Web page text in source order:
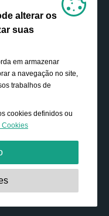
alterar os
suas
em armazenar
a navegação no site,
trabalhos de
cookies definidos ou
Cookies
são essenciais para
navegação,